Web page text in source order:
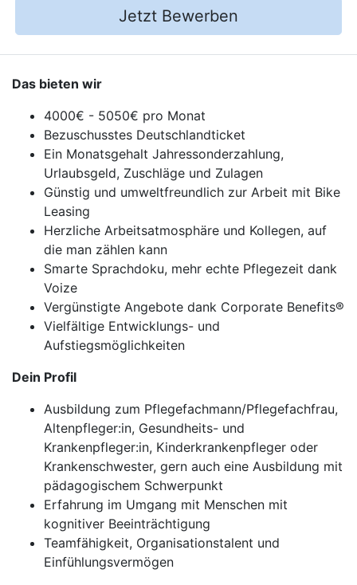
Jetzt Bewerben
Das bieten wir
4000€ - 5050€ pro Monat
Bezuschusstes Deutschlandticket
Ein Monatsgehalt Jahressonderzahlung,
Urlaubsgeld, Zuschläge und Zulagen
Günstig und umweltfreundlich zur Arbeit mit Bike
Leasing
Herzliche Arbeitsatmosphäre und Kollegen, auf
die man zählen kann
Smarte Sprachdoku, mehr echte Pflegezeit dank
Voize
Vergünstigte Angebote dank Corporate Benefits®
Vielfältige Entwicklungs- und
Aufstiegsmöglichkeiten
Dein Profil
Ausbildung zum Pflegefachmann/Pflegefachfrau,
Altenpfleger:in, Gesundheits- und
Krankenpfleger:in, Kinderkrankenpfleger oder
Krankenschwester, gern auch eine Ausbildung mit
pädagogischem Schwerpunkt
Erfahrung im Umgang mit Menschen mit
kognitiver Beeinträchtigung
Teamfähigkeit, Organisationstalent und
Einfühlungsvermögen